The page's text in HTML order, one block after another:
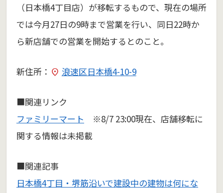
（日本橋4丁目店）が移転するもので、現在の場所
では今月27日の9時まで営業を行い、同日22時か
ら新店舗での営業を開始するとのこと。
新住所： 浪速区日本橋4-10-9
■関連リンク
ファミリーマート ※8/7 23:00現在、店舗移転に
関する情報は未掲載
■関連記事
日本橋4丁目・堺筋沿いで建設中の建物は何にな